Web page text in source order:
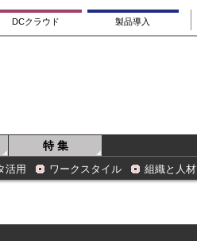
DCクラウド 製品導入
特 集
活用 ワークスタイル 組織と人材